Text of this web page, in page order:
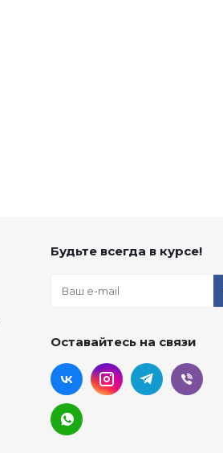
Будьте всегда в курсе!
Оставайтесь на связи